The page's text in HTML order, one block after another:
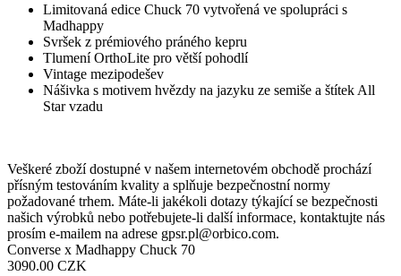
Limitovaná edice Chuck 70 vytvořená ve spolupráci s
Madhappy
Svršek z prémiového práného kepru
Tlumení OrthoLite pro větší pohodlí
Vintage mezipodešev
Nášivka s motivem hvězdy na jazyku ze semiše a štítek All
Star vzadu
Veškeré zboží dostupné v našem internetovém obchodě prochází
přísným testováním kvality a splňuje bezpečnostní normy
požadované trhem. Máte-li jakékoli dotazy týkající se bezpečnosti
našich výrobků nebo potřebujete-li další informace, kontaktujte nás
prosím e-mailem na adrese gpsr.pl@orbico.com.
Converse x Madhappy Chuck 70
3090.00 CZK